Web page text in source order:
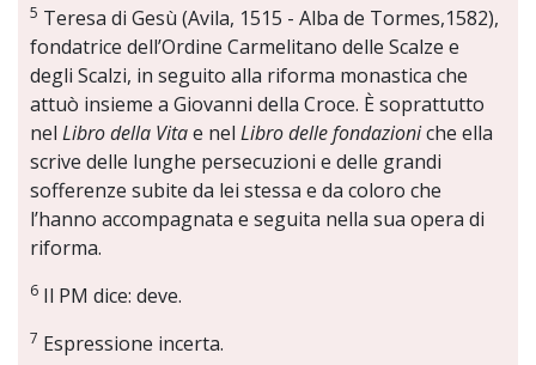
5 Teresa di Gesù (Avila, 1515 - Alba de Tormes,1582),
fondatrice dell’Ordine Carmelitano delle Scalze e
degli Scalzi, in seguito alla riforma monastica che
attuò insieme a Giovanni della Croce. È soprattutto
nel Libro della Vitae nel Libro delle fondazioniche ella
scrive delle lunghe persecuzioni e delle grandi
sofferenze subite da lei stessa e da coloro che
l’hanno accompagnata e seguita nella sua opera di
riforma.
6 Il PM dice: deve.
7 Espressione incerta.